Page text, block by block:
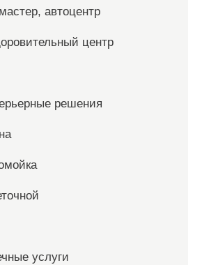
автоцентр
центр
решения
услуги